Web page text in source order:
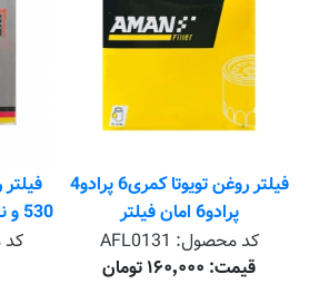
فیلتر روغن تویوتا کمری6 پرادو4
پرادو6 امان فیلتر
کد محصول: AFL0131
قیمت: ۱۶۰٬۰۰۰ تومان
530 و نیسان دیزل و MVM X33